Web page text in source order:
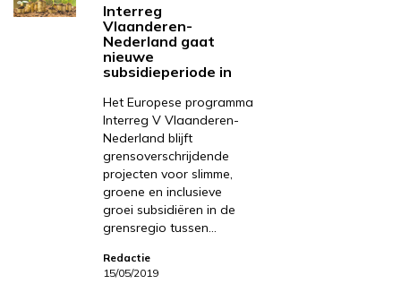
Interreg
Vlaanderen-
Nederland gaat
nieuwe
subsidieperiode in
Het Europese programma
Interreg V Vlaanderen-
Nederland blijft
grensoverschrijdende
projecten voor slimme,
groene en inclusieve
groei subsidiëren in de
grensregio tussen…
Redactie
15/05/2019